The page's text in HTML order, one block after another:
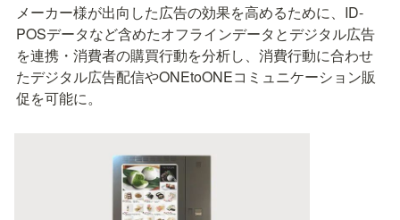
メーカー様が出向した広告の効果を高めるために、ID-
POSデータなど含めたオフラインデータとデジタル広告
を連携・消費者の購買行動を分析し、消費行動に合わせ
たデジタル広告配信やONEtoONEコミュニケーション販
促を可能に。